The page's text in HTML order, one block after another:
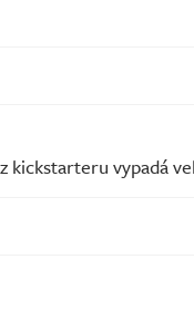
kickstarteru vypadá